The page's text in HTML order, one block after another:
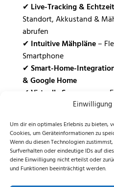
Um dir ein optimales Erlebnis zu bieten,
Cookies, um Geräteinformationen zu
Wenn du diesen Technologien
Surfverhalten oder eindeutige IDs auf
deine Einwilligung nicht erteilst oder
und Funktionen beeinträchtigt werden.
✔ Live-Tracking &
Standort, Akkustand &
abrufen
✔ Intuitive Mähpläne–
Smartphone
✔Smart-Home-
& Google Home
✔Virtuelle Sperrzonen
–
festlegen, wo der Roboter
Wetterfest &
DerSunseeker X7 PLUS RTK